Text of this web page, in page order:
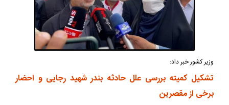
وزیر کشور خبر داد:
تشکیل کمیته بررسی علل حادثه بندر شهید رجایی و احضار
برخی از مقصرین